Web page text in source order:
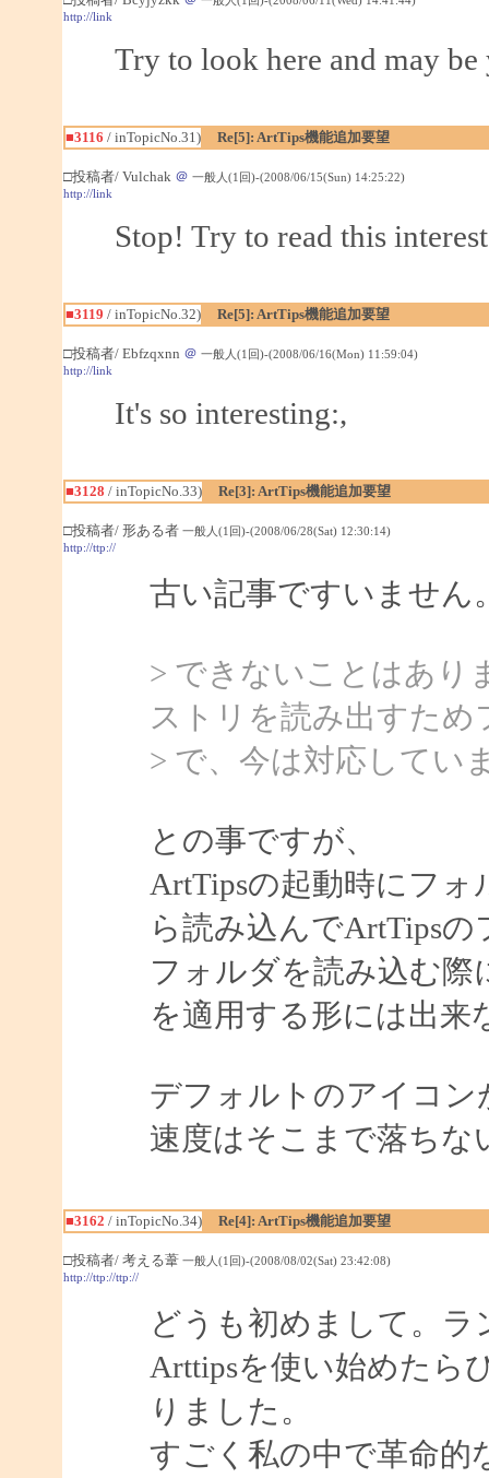
http://link
Try to look here and may
■3116 / inTopicNo.31) Re[5]: ArtTips機能追加要望
□投稿者/ Vulchak ＠ 一般人(1回)-(2008/06/15(Sun) 14:25:22)
http://link
Stop! Try to read this
■3119 / inTopicNo.32) Re[5]: ArtTips機能追加要望
□投稿者/ Ebfzqxnn ＠ 一般人(1回)-(2008/06/16(Mon) 11:59:04)
http://link
It's so interesting:,
■3128 / inTopicNo.33) Re[3]: ArtTips機能追加要望
□投稿者/ 形ある者 一般人(1回)-(2008/06/28(Sat) 12:30:14)
http://ttp://
古い記事ですいません
> できないことはあり
ストリを読み出すた
> で、今は対応してい
との事ですが、
ArtTipsの起動時にフ
ら読み込んでArtTips
フォルダを読み込む
を適用する形には出来
デフォルトのアイコ
速度はそこまで落ち
■3162 / inTopicNo.34) Re[4]: ArtTips機能追加要望
□投稿者/ 考える葦 一般人(1回)-(2008/08/02(Sat) 23:42:08)
http://ttp://ttp://
どうも初めまして。
Arttipsを使い始めたら
りました。
すごく私の中で革命的